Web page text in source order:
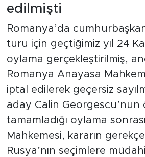
edilmişti
Romanya’da
turu için geçtiğimiz yıl 24
oylama gerçekleştirilmiş,
Romanya Anayasa
iptal edilerek geçersiz
aday Calin Georgescu’nun
tamamladığı oylama
Mahkemesi, kararın
Rusya’nın seçimlere